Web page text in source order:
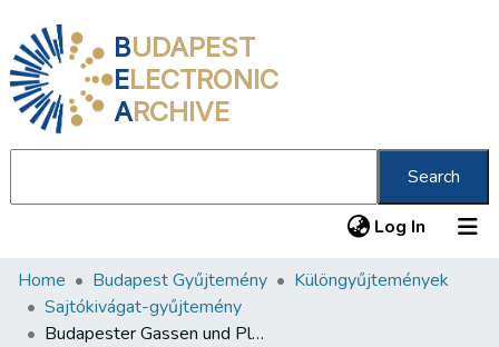
BUDAPEST
ELECTRONIC
ARCHIVE
Search
Log In (current)
Communities & Collections
All of DSpace
Home Budapest Gyűjtemény
Különgyűjtemények
Sajtókivágat-gyűjtemény
Budapester Gassen und Plätze